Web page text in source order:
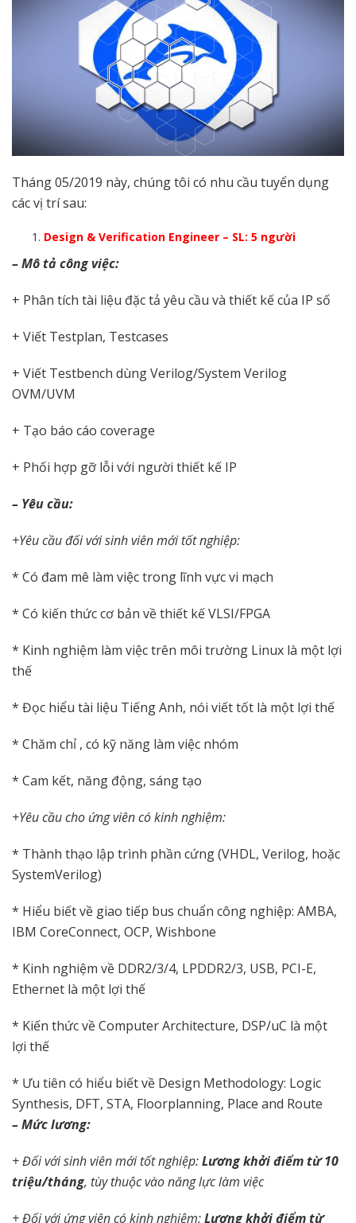
Tháng 05/2019 này, chúng tôi có nhu cầu tuyển dụng
các vị trí sau:
Design & Verification Engineer – SL: 5 người
– Mô tả công việc:
+ Phân tích tài liệu đặc tả yêu cầu và thiết kế của IP số
+ Viết Testplan, Testcases
+ Viết Testbench dùng Verilog/System Verilog
OVM/UVM
+ Tạo báo cáo coverage
+ Phối hợp gỡ lỗi với người thiết kế IP
– Yêu cầu:
+Yêu cầu đối với sinh viên mới tốt nghiệp:
* Có đam mê làm việc trong lĩnh vực vi mạch
* Có kiến thức cơ bản về thiết kế VLSI/FPGA
* Kinh nghiệm làm việc trên môi trường Linux là một lợi
thế
* Đọc hiểu tài liệu Tiếng Anh, nói viết tốt là một lợi thế
* Chăm chỉ , có kỹ năng làm việc nhóm
* Cam kết, năng động, sáng tạo
+Yêu cầu cho ứng viên có kinh nghiệm:
* Thành thạo lập trình phần cứng (VHDL, Verilog, hoặc
SystemVerilog)
* Hiểu biết về giao tiếp bus chuẩn công nghiệp: AMBA,
IBM CoreConnect, OCP, Wishbone
* Kinh nghiệm về DDR2/3/4, LPDDR2/3, USB, PCI-E,
Ethernet là một lợi thế
* Kiến thức về Computer Architecture, DSP/uC là một
lợi thế
* Ưu tiên có hiểu biết về Design Methodology: Logic
Synthesis, DFT, STA, Floorplanning, Place and Route
– Mức lương:
+ Đối với sinh viên mới tốt nghiệp:Lương khởi điểm từ 10
triệu/tháng, tùy thuộc vào năng lực làm việc
+ Đối với ứng viên có kinh nghiệm:Lương khởi điểm từ